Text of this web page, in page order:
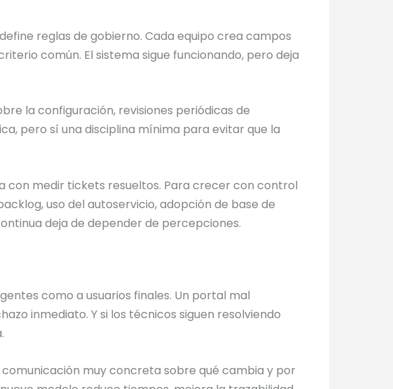
reglas de gobierno. Cada equipo crea campos
común. El sistema sigue funcionando, pero deja
la configuración, revisiones periódicas de
pero sí una disciplina mínima para evitar que la
con medir tickets resueltos. Para crecer con control
uso del autoservicio, adopción de base de
deja de depender de percepciones.
como a usuarios finales. Un portal mal
inmediato. Y si los técnicos siguen resolviendo
muy concreta sobre qué cambia y por